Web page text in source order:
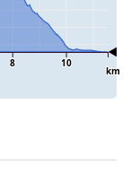
8 10
km